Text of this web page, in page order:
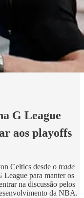
G League
aos playoffs
Celtics desde o trade
League para manter os
na discussão pelos
da NBA.